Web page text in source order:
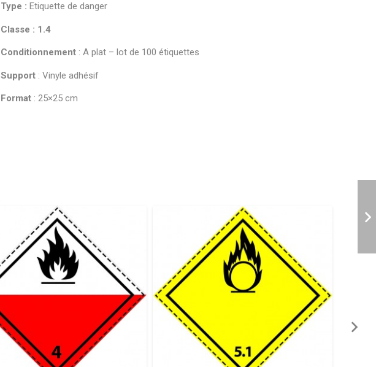
Type : Etiquette de danger
Classe : 1.4
Conditionnement : A plat – lot de 100 étiquettes
Support : Vinyle adhésif
Format : 25×25 cm